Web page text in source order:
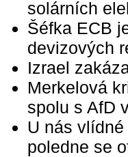
solárních
Šéfka ECB
devizových
Izrael
Merkelová
spolu s AfD
U nás
poledne se